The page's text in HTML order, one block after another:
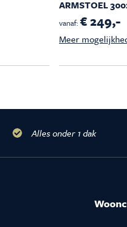
ARMSTOEL
vanaf:€ 249,-
Meer
Alles onder 1 dak